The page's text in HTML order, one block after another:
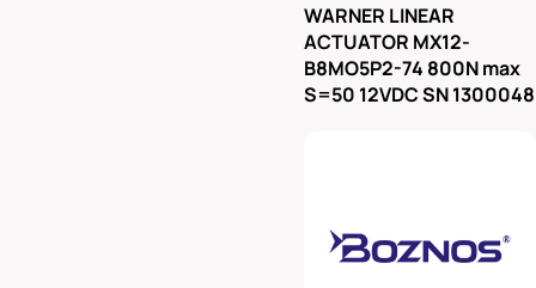
WARNER LINEAR
ACTUATOR MX12-
B8MO5P2-74 800N max
S=50 12VDC SN 1300048